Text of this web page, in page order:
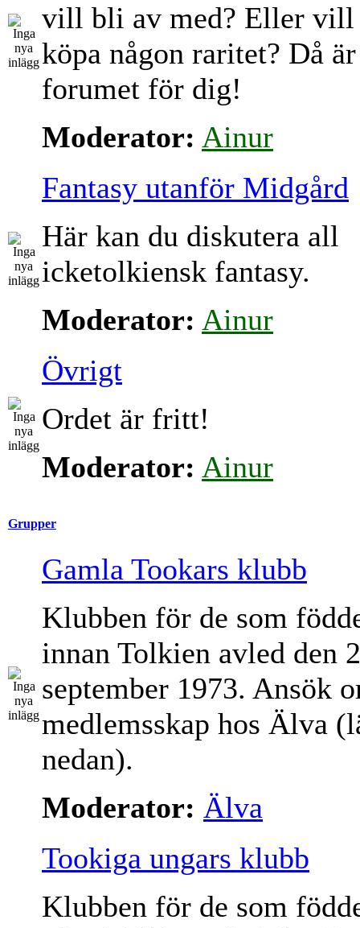
vill bli av med? Eller vill
köpa någon raritet? Då
forumet för dig!
Moderator: Ainur
Fantasy utanför Midgård
Här kan du diskutera all
icketolkiensk fantasy.
Moderator: Ainur
Övrigt
Ordet är fritt!
Moderator: Ainur
Grupper
Gamla Tookars klubb
Klubben för de som
innan Tolkien avled den 2
september 1973. Ansök
medlemsskap hos Älva
nedan).
Moderator: Älva
Tookiga ungars klubb
Klubben för de som